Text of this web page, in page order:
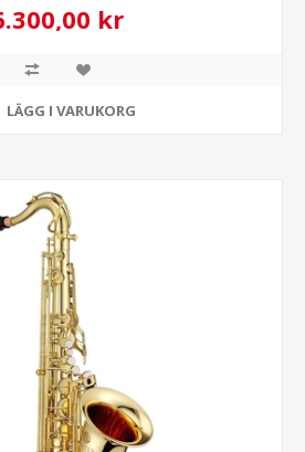
kr
LÄGG I VARUKORG